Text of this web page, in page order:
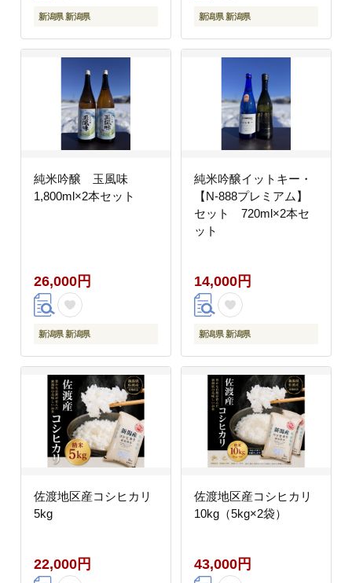
新潟県 新潟県 新潟県 新潟県
純米吟醸 玉風味
1,800ml×2本セット
26,000円
新潟県 新潟県
純米吟醸イットキー・
【N-888プレミアム】
セット 720ml×2本セ
ット
14,000円
新潟県 新潟県
佐渡地区産コシヒカリ
5kg
22,000円
佐渡地区産コシヒカリ
10kg（5kg×2袋）
43,000円